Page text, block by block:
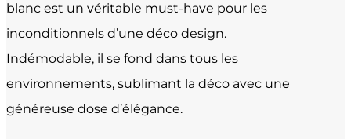
blanc est un véritable must-have pour les
inconditionnels d’une déco design.
Indémodable, il se fond dans tous les
environnements, sublimant la déco avec une
généreuse dose d’élégance.